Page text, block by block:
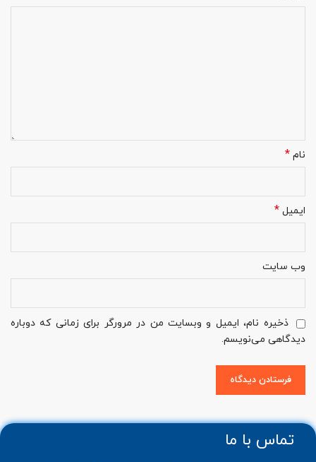
نام *
ایمیل *
وب‌ سایت
ذخیره نام، ایمیل و وبسایت من در مرورگر برای زمانی که دوباره
دیدگاهی می‌نویسم.
تماس با ما